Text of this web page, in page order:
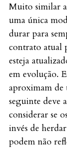
Muito similar
uma única
durar para
contrato atual
esteja
em evolução.
aproximam de
seguinte deve
considerar se
invés de
podem não